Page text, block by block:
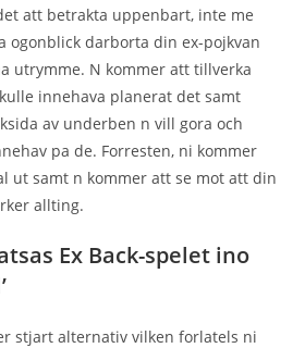
att betrakta uppenbart, inte me
ogonblick darborta din ex-pojkvan
utrymme. N kommer att tillverka
innehava planerat det samt
av underben n vill gora och
pa de. Forresten, ni kommer
ut samt n kommer att se mot att din
allting.
Ex Back-spelet ino
stjart alternativ vilken forlatels ni